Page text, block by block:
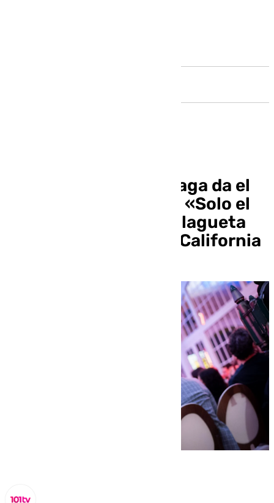
La Comic-Con de Málaga da el
pistoletazo de salida: «Solo el
pescaíto frito y La Malagueta
podían competir con California